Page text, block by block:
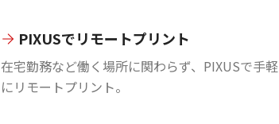
PIXUSでリモートプリント
在宅勤務など働く場所に関わらず、PIXUSで手軽
にリモートプリント。